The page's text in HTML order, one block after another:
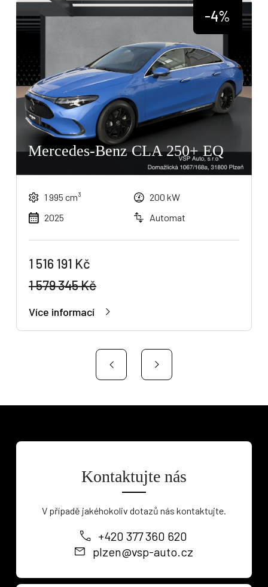
-4%
Mercedes-Benz CLA 250+ EQ
1 995 cm³
200 kW
2025
Automat
1 516 191 Kč
1 579 345 Kč
Více informací
Kontaktujte nás
V případě jakéhokoliv dotazů nás kontaktujte.
+420 377 360 620
plzen@vsp-auto.cz
Osobní vozy Užitkové vozy Nákladní vozy